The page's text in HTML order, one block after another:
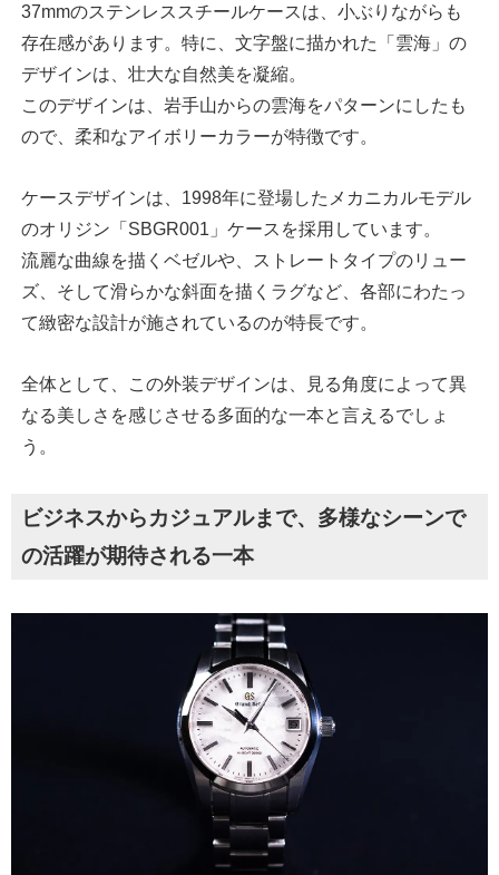
37mmのステンレススチールケースは、小ぶりながらも
存在感があります。特に、文字盤に描かれた「雲海」の
デザインは、壮大な自然美を凝縮。
このデザインは、岩手山からの雲海をパターンにしたも
ので、柔和なアイボリーカラーが特徴です。
ケースデザインは、1998年に登場したメカニカルモデル
のオリジン「SBGR001」ケースを採用しています。
流麗な曲線を描くベゼルや、ストレートタイプのリュー
ズ、そして滑らかな斜面を描くラグなど、各部にわたっ
て緻密な設計が施されているのが特長です。
全体として、この外装デザインは、見る角度によって異
なる美しさを感じさせる多面的な一本と言えるでしょ
う。
ビジネスからカジュアルまで、多様なシーンで
の活躍が期待される一本